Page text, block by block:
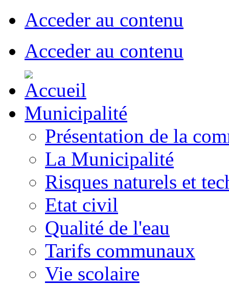
Acceder au contenu
Acceder au contenu
Municipalité
Présentation de la
La Municipalité
Risques naturels et
Etat civil
Qualité de l'eau
Tarifs communaux
Vie scolaire